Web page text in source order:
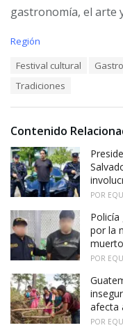
gastronomía, el arte
C
i
s
:
Región
Festival cultural
Tradiciones
Contenido
POR
por la
POR
afecta
POR